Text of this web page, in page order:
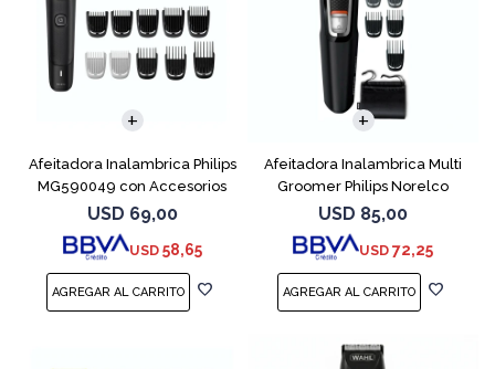
Afeitadora Inalambrica Philips
MG590049 con Accesorios
USD 69,00
USD 58,65
Afeitadora Inalambrica Multi
Groomer Philips Norelco
MG3740
USD 85,00
USD 72,25